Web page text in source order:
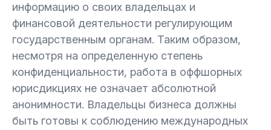
информацию о своих владельцах и
финансовой деятельности регулирующим
государственным органам. Таким образом,
несмотря на определенную степень
конфиденциальности, работа в оффшорных
юрисдикциях не означает абсолютной
анонимности. Владельцы бизнеса должны
быть готовы к соблюдению международных